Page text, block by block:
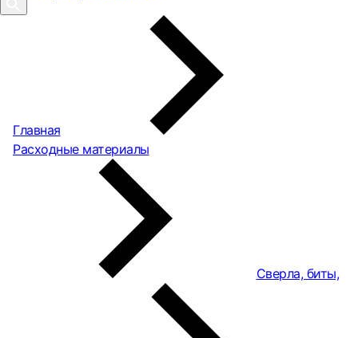
Главная
Расходные материалы
Сверла, биты,